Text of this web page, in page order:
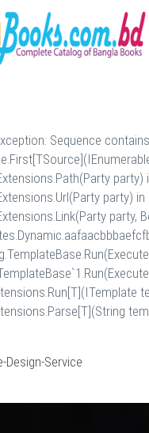
Sequence
party)
party,